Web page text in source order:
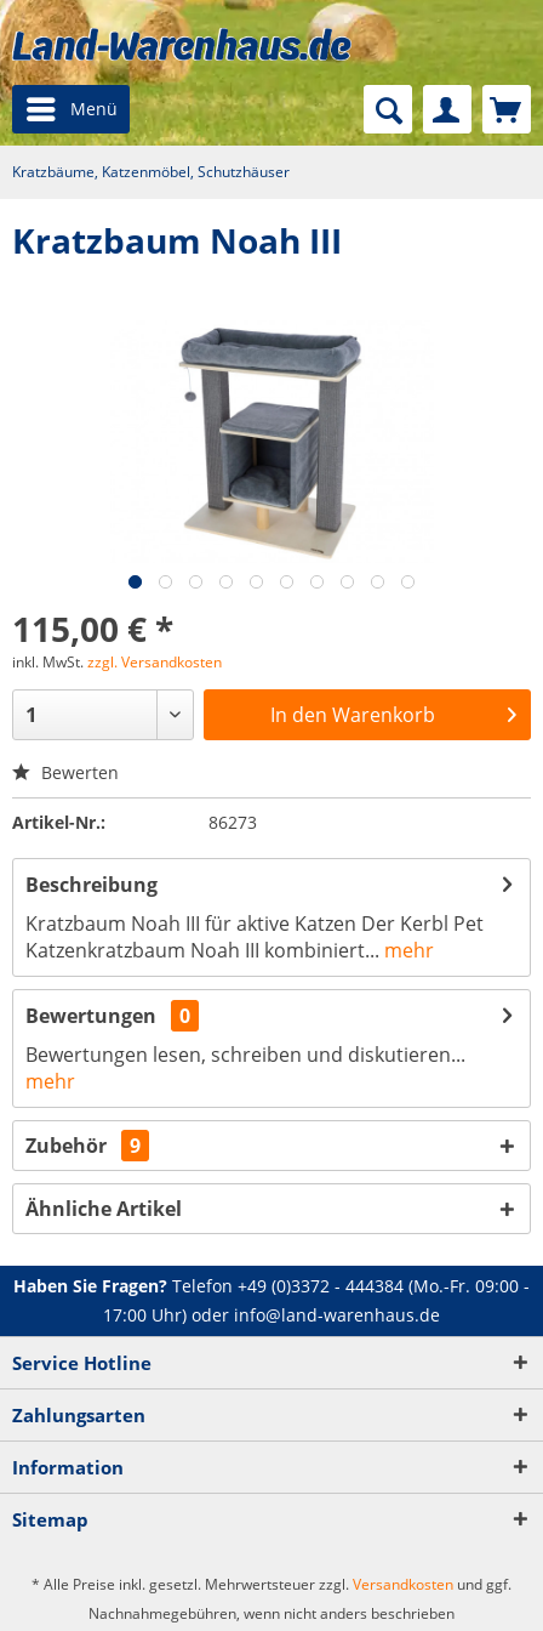
Menü
Kratzbäume, Katzenmöbel, Schutzhäuser
Kratzbaum Noah III
115,00 € *
inkl. MwSt.zzgl. Versandkosten
In den Warenkorb
Bewerten
Artikel-Nr.: 86273
Beschreibung
Kratzbaum Noah III für aktive Katzen Der Kerbl Pet
Katzenkratzbaum Noah III kombiniert... mehr
Bewertungen
0
Bewertungen lesen, schreiben und diskutieren...
mehr
Zubehör 9
Ähnliche Artikel
Haben Sie Fragen? Telefon +49 (0)3372 - 444384 (Mo.-Fr. 09:00 -
17:00 Uhr) oder info@land-warenhaus.de
Service Hotline
Zahlungsarten
Information
Sitemap
* Alle Preise inkl. gesetzl. Mehrwertsteuer zzgl.Versandkosten und ggf.
Nachnahmegebühren, wenn nicht anders beschrieben